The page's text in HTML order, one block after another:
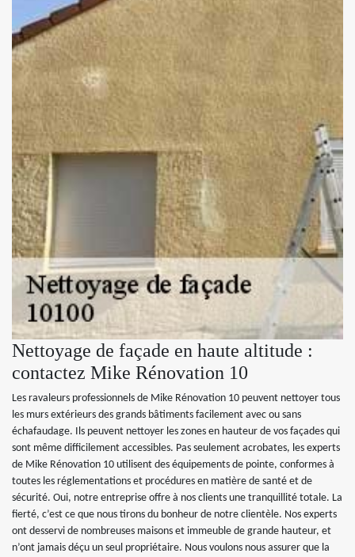
Nettoyage de façade en haute altitude :
contactez Mike Rénovation 10
Les ravaleurs professionnels de Mike Rénovation 10 peuvent nettoyer tous
les murs extérieurs des grands bâtiments facilement avec ou sans
échafaudage. Ils peuvent nettoyer les zones en hauteur de vos façades qui
sont même difficilement accessibles. Pas seulement acrobates, les experts
de Mike Rénovation 10 utilisent des équipements de pointe, conformes à
toutes les réglementations et procédures en matière de santé et de
sécurité. Oui, notre entreprise offre à nos clients une tranquillité totale. La
fierté, c’est ce que nous tirons du bonheur de notre clientèle. Nos experts
ont desservi de nombreuses maisons et immeuble de grande hauteur, et
n’ont jamais déçu un seul propriétaire. Nous voulons nous assurer que la